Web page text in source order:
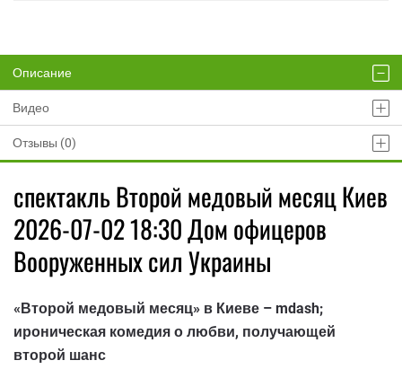
Описание
Видео
Отзывы (0)
спектакль Второй медовый месяц Киев
2026-07-02 18:30 Дом офицеров
Вооруженных сил Украины
«Второй медовый месяц» в Киеве – mdash;
ироническая комедия о любви, получающей
второй шанс